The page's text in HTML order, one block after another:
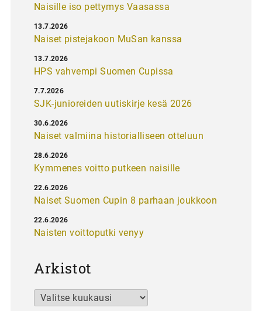
Naisille iso pettymys Vaasassa
Naiset pistejakoon MuSan kanssa
13.7.2026
HPS vahvempi Suomen Cupissa
13.7.2026
SJK-junioreiden uutiskirje kesä 2026
7.7.2026
Naiset valmiina historialliseen otteluun
30.6.2026
Kymmenes voitto putkeen naisille
28.6.2026
Naiset Suomen Cupin 8 parhaan joukkoon
22.6.2026
Naisten voittoputki venyy
22.6.2026
Arkistot
Arkistot